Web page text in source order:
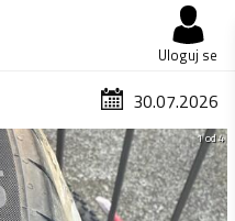
Uloguj se
30.07.2026
1 od 4